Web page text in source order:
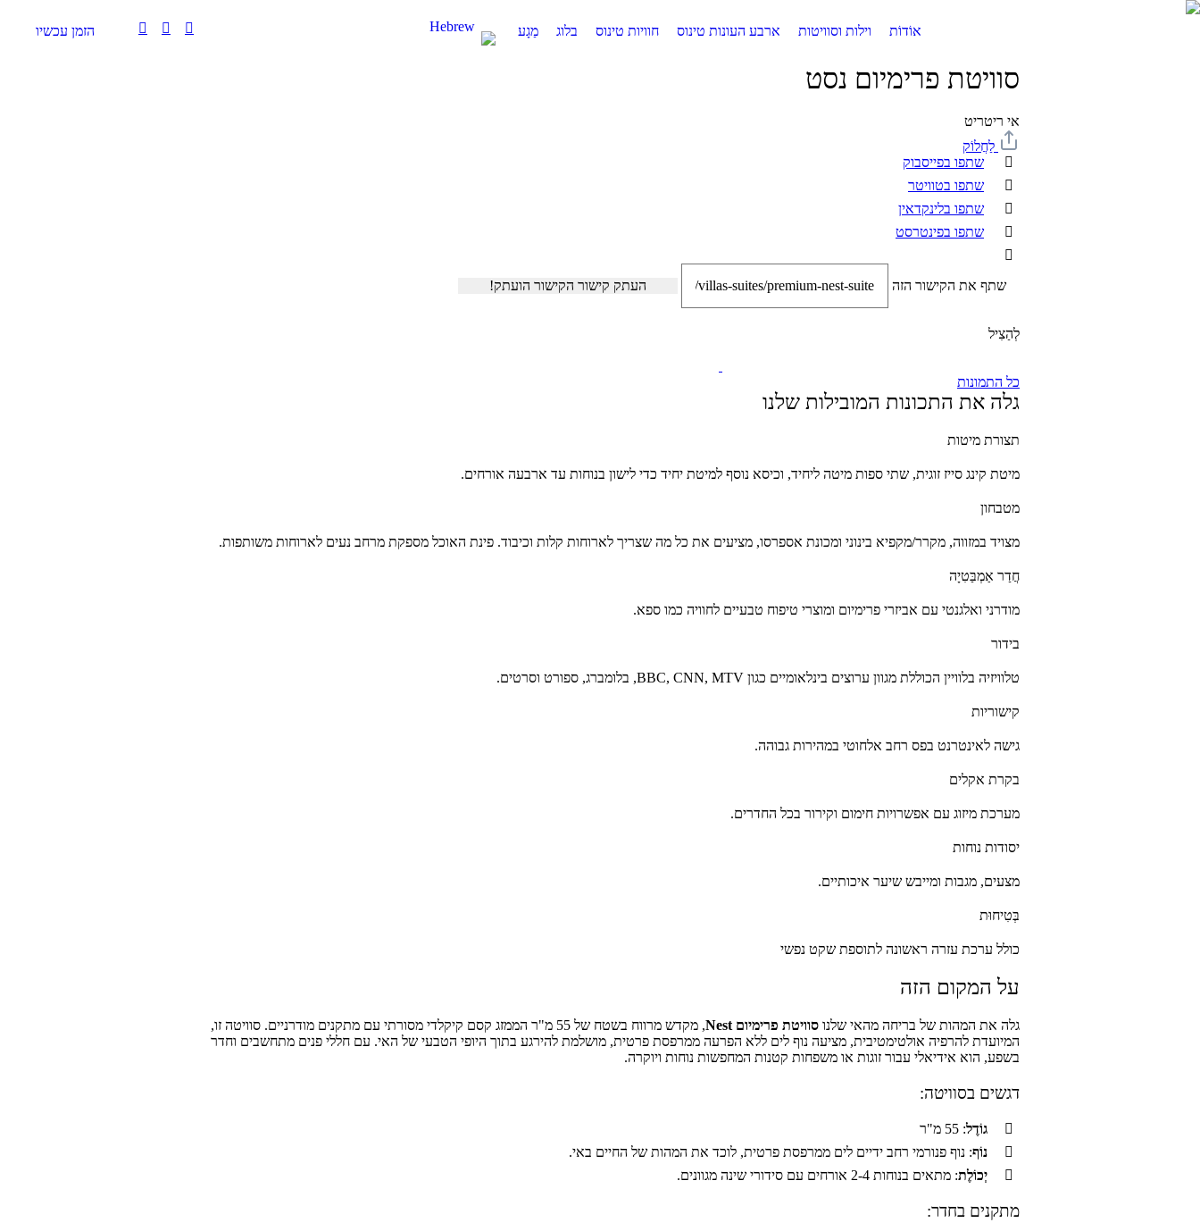
הזמן עכשיו אוֹדוֹת וילות וסוויטות ארבע העונות טינוס חוויות טינוס בלוג מַגָע Hebrew
סוויטת פרימיום נסט
אי ריטריט
לַחֲלוֹק
שתפו בפייסבוק
שתפו בטוויטר
שתפו בלינקדאין
שתפו בפינטרסט
שתף את הקישור הזה העתק קישור הקישור הועתק!
לְהַצִיל
כל התמונות
גלה את התכונות המובילות שלנו
תצורת מיטות
מיטת קינג סייז זוגית, שתי ספות מיטה ליחיד, וכיסא נוסף למיטת יחיד כדי לישון בנוחות עד ארבעה אורחים.
מטבחון
מצויד במזווה, מקרר/מקפיא בינוני ומכונת אספרסו, מציעים את כל מה שצריך לארוחות קלות וכיבוד. פינת האוכל מספקת מרחב נעים לארוחות משותפות.
חֲדַר אַמְבַּטִיָה
מודרני ואלגנטי עם אביזרי פרימיום ומוצרי טיפוח טבעיים לחוויה כמו ספא.
בידור
טלוויזיה בלוויין הכוללת מגוון ערוצים בינלאומיים כגון BBC, CNN, MTV, בלומברג, ספורט וסרטים.
קישוריות
גישה לאינטרנט בפס רחב אלחוטי במהירות גבוהה.
בקרת אקלים
מערכת מיזוג עם אפשרויות חימום וקירור בכל החדרים.
יסודות נוחות
מצעים, מגבות ומייבש שיער איכותיים.
בְּטִיחוּת
כולל ערכת עזרה ראשונה לתוספת שקט נפשי
על המקום הזה
גלה את המהות של בריחה מהאי שלנו סוויטת פרימיום Nest
, מקדש מרווח בשטח של 55 מ"ר הממזג קסם קיקלדי מסורתי עם מתקנים מודרניים. סוויטה זו,
המיועדת להרפיה אולטימטיבית, מציעה נוף לים ללא הפרעה ממרפסת פרטית, מושלמת להירגע בתוך היופי הטבעי של האי. עם חללי פנים מתחשבים וחדר
בשפע, הוא אידיאלי עבור זוגות או משפחות קטנות המחפשות נוחות ויוקרה.
דגשים בסוויטה:
גוֹדֶל: 55 מ"ר
נוֹף: נוף פנורמי רחב ידיים לים ממרפסת פרטית, לוכד את המהות של החיים באי.
יְכוֹלֶת: מתאים בנוחות 2-4 אורחים עם סידורי שינה מגוונים.
מתקנים בחדר: